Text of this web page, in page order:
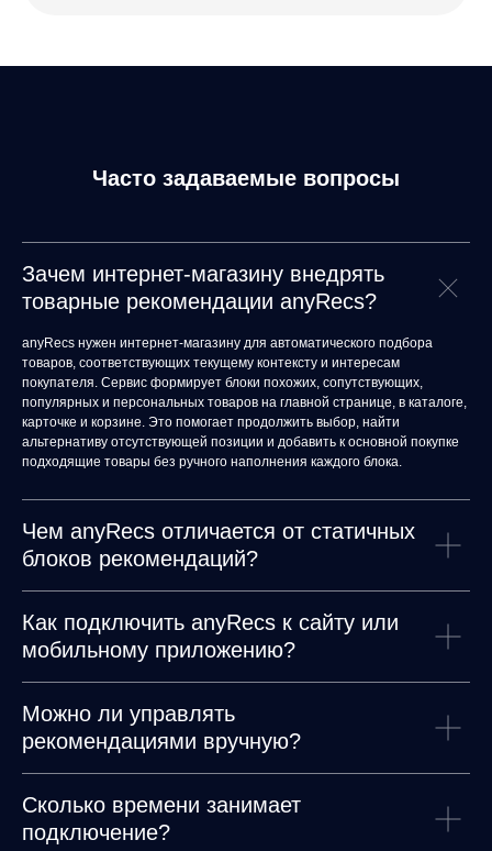
Часто задаваемые вопросы
Зачем интернет-магазину внедрять
товарные рекомендации anyRecs?
anyRecs нужен интернет-магазину для автоматического подбора
товаров, соответствующих текущему контексту и интересам
покупателя. Сервис формирует блоки похожих, сопутствующих,
популярных и персональных товаров на главной странице, в каталоге,
карточке и корзине. Это помогает продолжить выбор, найти
альтернативу отсутствующей позиции и добавить к основной покупке
подходящие товары без ручного наполнения каждого блока.
Чем anyRecs отличается от статичных
блоков рекомендаций?
Как подключить anyRecs к сайту или
мобильному приложению?
Можно ли управлять
рекомендациями вручную?
Сколько времени занимает
подключение?
Юридический адрес: 121 205, город Москва, тер Инновационного
Центра Сколково, Большой б-р, д. 42 стр. 1
Фактический адрес: улица Грузинский Вал, 7. Башня 2
ИНН 7 728 492 537
Основной код по ОКВЭД — 62.01 Разработка компьютерного
any